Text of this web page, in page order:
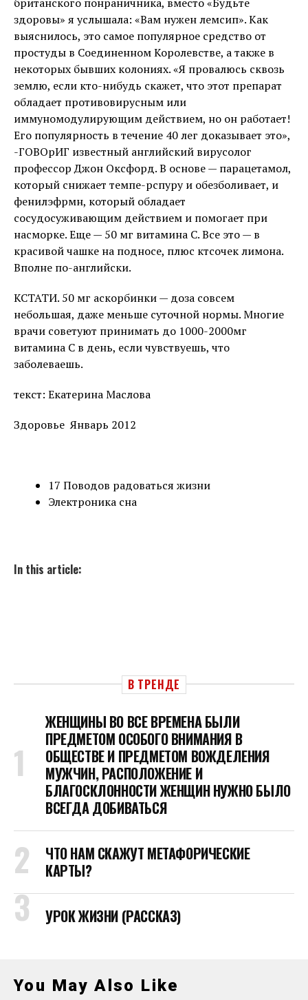
здоровы» я услышала: «Вам нужен лемсип». Как
выяснилось, это самое популярное средство от
простуды в Соединенном Королевстве, а также в
некоторых бывших колониях. «Я провалюсь сквозь
землю, если кто-нибудь скажет, что этот препарат
обладает противовирусным или
иммуномодулирующим действием, но он работает!
Его популярность в течение 40 лег доказывает это»,
-ГОВОрИГ известный английский вирусолог
профессор Джон Оксфорд. В основе — парацетамол,
который снижает темпе-рспуру и обезболивает, и
фенилэфрмн, который обладает
сосудосуживающим действием и помогает при
насморке. Еще — 50 мг витамина С. Все это — в
красивой чашке на подносе, плюс ктсочек лимона.
Вполне по-английски.
КСТАТИ. 50 мг аскорбинки — доза совсем
небольшая, даже меньше суточной нормы. Многие
врачи советуют принимать до 1000-2000мг
витамина С в день, если чувствуешь, что
заболеваешь.
текст: Екатерина Маслова
Здоровье Январь 2012
17 Поводов радоваться жизни
Электроника сна
In this article:
В ТРЕНДЕ
ЖЕНЩИНЫ ВО ВСЕ ВРЕМЕНА БЫЛИ
ПРЕДМЕТОМ ОСОБОГО ВНИМАНИЯ В
ОБЩЕСТВЕ И ПРЕДМЕТОМ ВОЖДЕЛЕНИЯ
МУЖЧИН, РАСПОЛОЖЕНИЕ И
БЛАГОСКЛОННОСТИ ЖЕНЩИН НУЖНО БЫЛО
ВСЕГДА ДОБИВАТЬСЯ
ЧТО НАМ СКАЖУТ МЕТАФОРИЧЕСКИЕ
КАРТЫ?
УРОК ЖИЗНИ (РАССКАЗ)
You May Also Like